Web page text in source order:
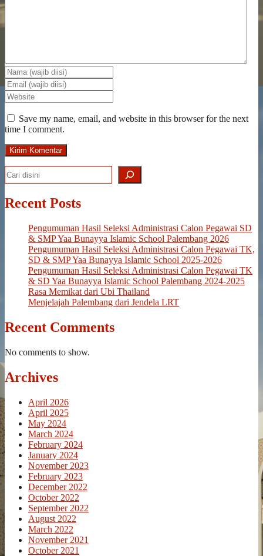
Save my name, email, and website in this browser for the next
time I comment.
Search
Recent Posts
Pengumuman Hasil Seleksi Administrasi Calon Pegawai SD
& SMP Yaa Bunayya Islamic School Palembang 2026
Pengumuman Hasil Seleksi Administrasi Calon Pegawai TK,
SD & SMP Yaa Bunayya Islamic School 2025-2026
Pengumuman Hasil Seleksi Administrasi Calon Pegawai TK
& SD Yaa Bunayya Islamic School Palembang 2024-2025
Rasa Memikat dari Ubi Thailand
Menjelajah Palembang dari Jendela LRT
Recent Comments
No comments to show.
Archives
April 2026
April 2025
May 2024
March 2024
February 2024
January 2024
November 2023
February 2023
December 2022
October 2022
September 2022
August 2022
March 2022
November 2021
October 2021